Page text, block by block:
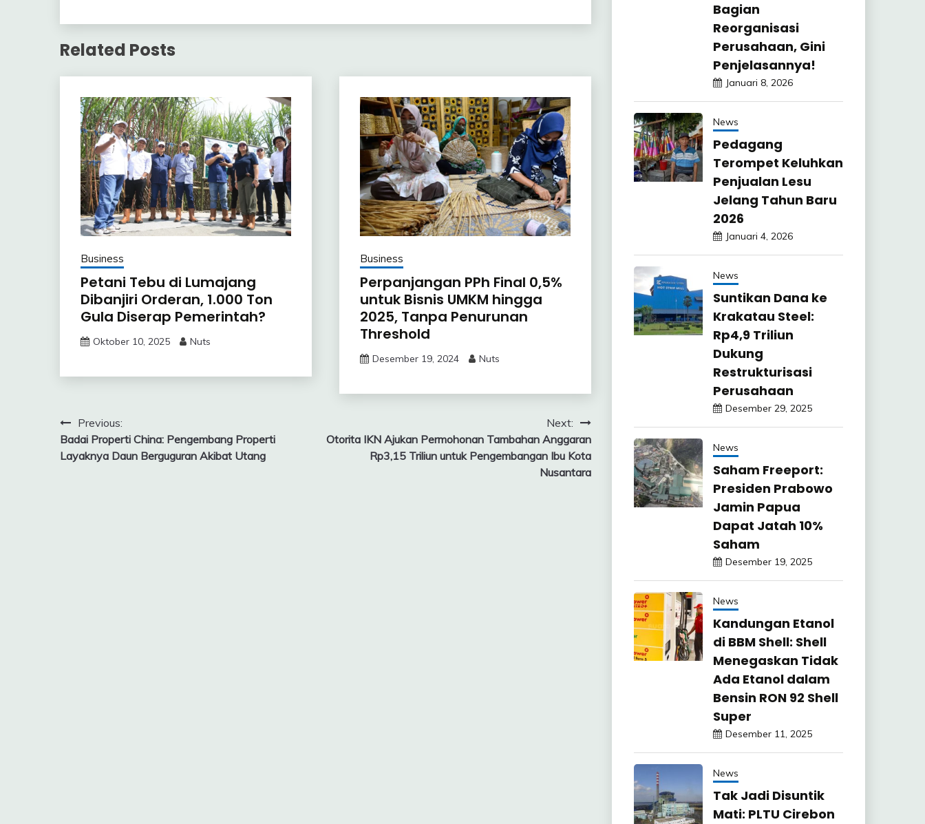
Related Posts
Business
Petani Tebu di Lumajang
Dibanjiri Orderan, 1.000 Ton
Gula Diserap Pemerintah?
Oktober 10, 2025 Nuts
Business
Perpanjangan PPh Final 0,5%
untuk Bisnis UMKM hingga
2025, Tanpa Penurunan
Threshold
Desember 19, 2024 Nuts
Navigasi
pos
Previous:
Badai Properti China: Pengembang Properti
Layaknya Daun Berguguran Akibat Utang
Next:
Otorita IKN Ajukan Permohonan Tambahan Anggaran
Rp3,15 Triliun untuk Pengembangan Ibu Kota
Nusantara
Bagian
Reorganisasi
Perusahaan, Gini
Penjelasannya!
Januari 8, 2026
News
Pedagang
Terompet Keluhkan
Penjualan Lesu
Jelang Tahun Baru
2026
Januari 4, 2026
News
Suntikan Dana ke
Krakatau Steel:
Rp4,9 Triliun
Dukung
Restrukturisasi
Perusahaan
Desember 29, 2025
News
Saham Freeport:
Presiden Prabowo
Jamin Papua
Dapat Jatah 10%
Saham
Desember 19, 2025
News
Kandungan Etanol
di BBM Shell: Shell
Menegaskan Tidak
Ada Etanol dalam
Bensin RON 92 Shell
Super
Desember 11, 2025
News
Tak Jadi Disuntik
Mati: PLTU Cirebon